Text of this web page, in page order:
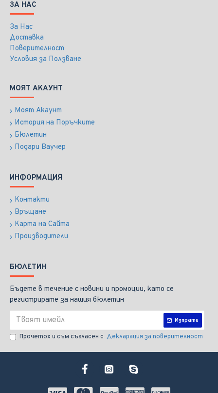
ЗА НАС
За Нас
Доставка
Поверителност
Условия за Ползване
МОЯТ АКАУНТ
Моят Акаунт
История на Поръчките
Бюлетин
Подари Ваучер
ИНФОРМАЦИЯ
Контакти
Връщане
Карта на Сайта
Производители
БЮЛЕТИН
Бъдете в течение с новини и промоции, като се
регистрирате за нашия бюлетин
Изпрати
Прочетох и съм съгласен с Декларация за поверителност